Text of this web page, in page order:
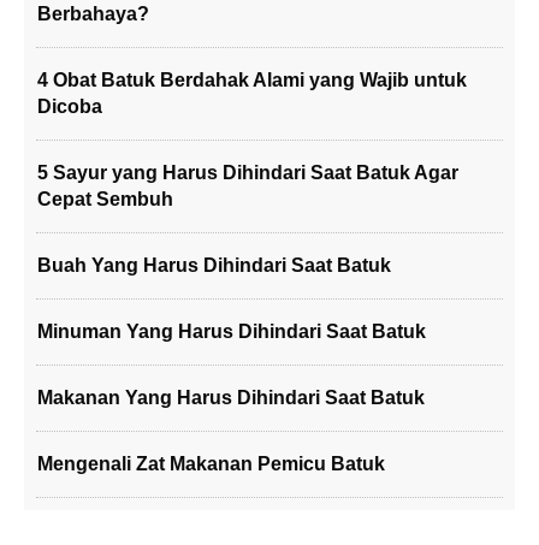
Berbahaya?
4 Obat Batuk Berdahak Alami yang Wajib untuk
Dicoba
5 Sayur yang Harus Dihindari Saat Batuk Agar
Cepat Sembuh
Buah Yang Harus Dihindari Saat Batuk
Minuman Yang Harus Dihindari Saat Batuk
Makanan Yang Harus Dihindari Saat Batuk
Mengenali Zat Makanan Pemicu Batuk